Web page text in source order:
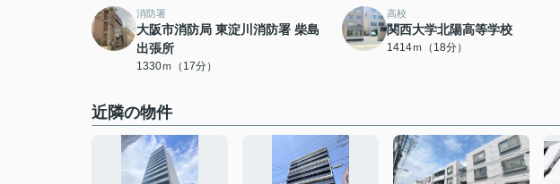
消防署
大阪市消防局 東淀川消防署 柴島
出張所
1330ｍ（17分）
高校
関西大学北陽高等学校
1414ｍ（18分）
近隣の物件